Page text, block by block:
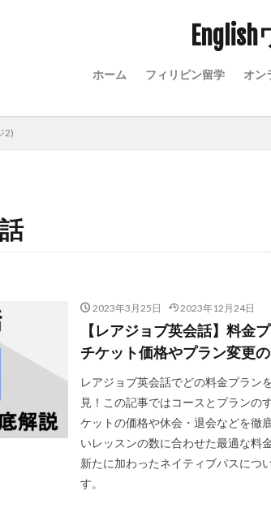
ホーム フィリピン留学 オン
2)
2023年3月25日 2023年12月24日
【レアジョブ英会話】料金
チケット価格やプラン変更
レアジョブ英会話でどの料金プラン
見！この記事ではコースとプランの
ケットの価格や休会・退会などを徹
いレッスンの数に合わせた最適な料
新たに加わったネイティブパスにつ
す。